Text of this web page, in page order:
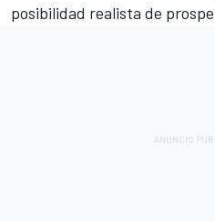
posibilidad realista de